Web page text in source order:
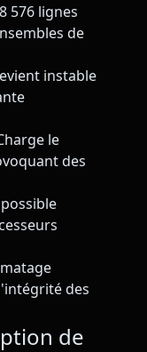
576 lignes
de
instable
le
des
des
de